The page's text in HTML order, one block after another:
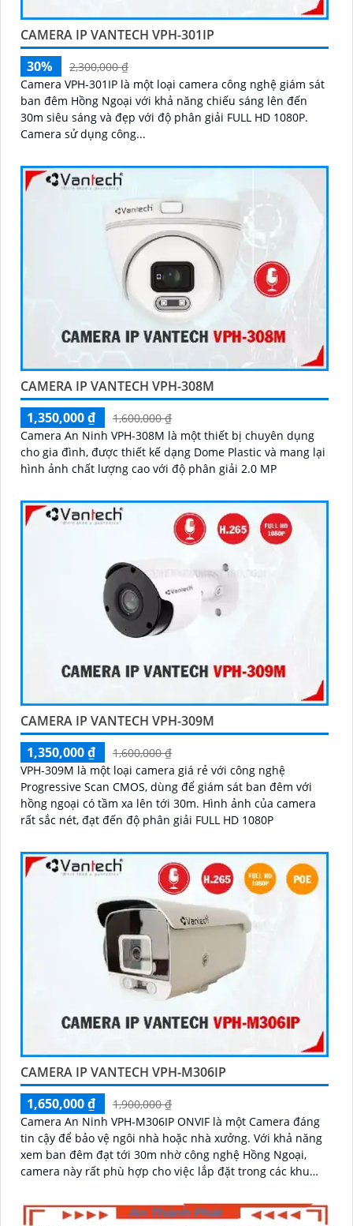
CAMERA IP VANTECH VPH-301IP
30%
2,300,000 ₫
Camera VPH-301IP là một loại camera công nghệ giám sát
ban đêm Hồng Ngoại với khả năng chiếu sáng lên đến
30m siêu sáng và đẹp với độ phân giải FULL HD 1080P.
Camera sử dụng công...
CAMERA IP VANTECH VPH-308M
1,350,000 ₫
1,600,000 ₫
Camera An Ninh VPH-308M là một thiết bị chuyên dụng
cho gia đình, được thiết kế dạng Dome Plastic và mang lại
hình ảnh chất lượng cao với độ phân giải 2.0 MP
CAMERA IP VANTECH VPH-309M
1,350,000 ₫
1,600,000 ₫
VPH-309M là một loại camera giá rẻ với công nghệ
Progressive Scan CMOS, dùng để giám sát ban đêm với
hồng ngoại có tầm xa lên tới 30m. Hình ảnh của camera
rất sắc nét, đạt đến độ phân giải FULL HD 1080P
CAMERA IP VANTECH VPH-M306IP
1,650,000 ₫
1,900,000 ₫
Camera An Ninh VPH-M306IP ONVIF là một Camera đáng
tin cậy để bảo vệ ngôi nhà hoặc nhà xưởng. Với khả năng
xem ban đêm đạt tới 30m nhờ công nghệ Hồng Ngoại,
camera này rất phù hợp cho việc lắp đặt trong các khu